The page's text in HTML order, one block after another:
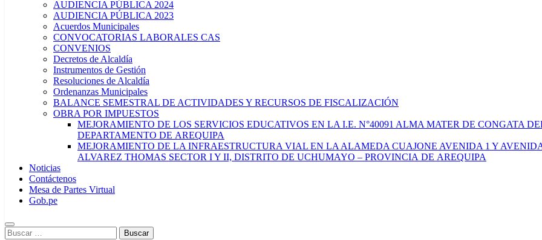
AUDIENCIA PÚBLICA 2024
AUDIENCIA PÚBLICA 2023
Acuerdos Municipales
CONVOCATORIAS LABORALES CAS
CONVENIOS
Decretos de Alcaldía
Instrumentos de Gestión
Resoluciones de Alcaldía
Ordenanzas Municipales
BALANCE SEMESTRAL DE ACTIVIDADES Y RECURSOS DE FISCALIZACIÓN
OBRA POR IMPUESTOS
MEJORAMIENTO DE LOS SERVICIOS EDUCATIVOS EN LA I.E. N°40091 ALMA MATER DE CONGATA
DEPARTAMENTO DE AREQUIPA
MEJORAMIENTO DE LA INFRAESTRUCTURA VIAL EN LA ALAMEDA CUAJONE AVENIDA 1 Y
ALVAREZ THOMAS SECTOR I Y II, DISTRITO DE UCHUMAYO – PROVINCIA DE AREQUIPA
Noticias
Contáctenos
Mesa de Partes Virtual
Gob.pe
Buscar: